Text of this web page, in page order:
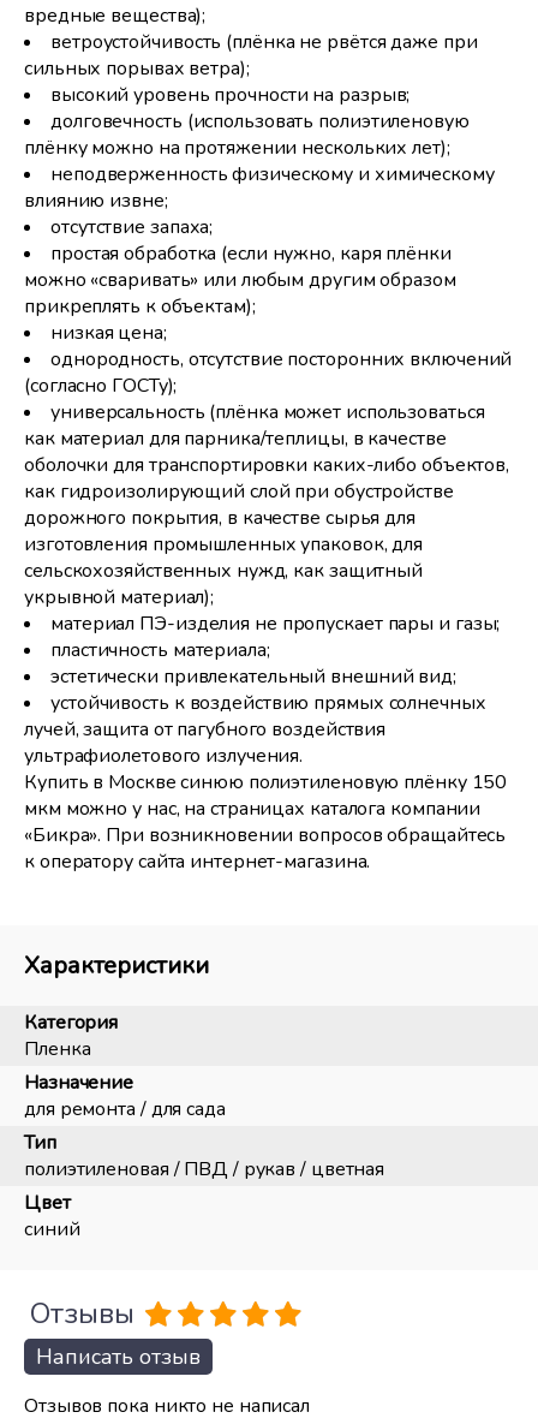
вредные вещества);
ветроустойчивость (плёнка не рвётся даже при
сильных порывах ветра);
высокий уровень прочности на разрыв;
долговечность (использовать полиэтиленовую
плёнку можно на протяжении нескольких лет);
неподверженность физическому и химическому
влиянию извне;
отсутствие запаха;
простая обработка (если нужно, каря плёнки
можно «сваривать» или любым другим образом
прикреплять к объектам);
низкая цена;
однородность, отсутствие посторонних включений
(согласно ГОСТу);
универсальность (плёнка может использоваться
как материал для парника/теплицы, в качестве
оболочки для транспортировки каких-либо объектов,
как гидроизолирующий слой при обустройстве
дорожного покрытия, в качестве сырья для
изготовления промышленных упаковок, для
сельскохозяйственных нужд, как защитный
укрывной материал);
материал ПЭ-изделия не пропускает пары и газы;
пластичность материала;
эстетически привлекательный внешний вид;
устойчивость к воздействию прямых солнечных
лучей, защита от пагубного воздействия
ультрафиолетового излучения.
Купить в Москве синюю полиэтиленовую плёнку 150
мкм можно у нас, на страницах каталога компании
«Бикра». При возникновении вопросов обращайтесь
к оператору сайта интернет-магазина.
Характеристики
Категория
Пленка
Назначение
для ремонта / для сада
Тип
полиэтиленовая / ПВД / рукав / цветная
Цвет
синий
Отзывы
Написать отзыв
Отзывов пока никто не написал